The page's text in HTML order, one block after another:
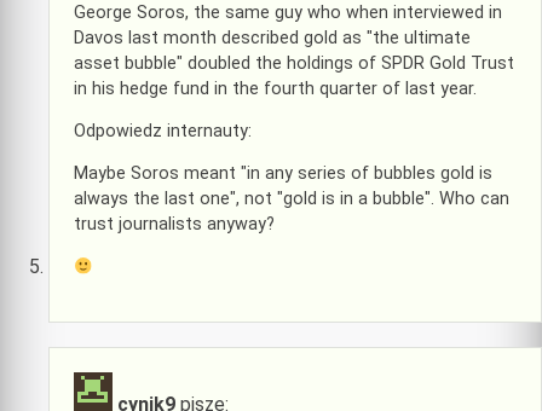
George Soros, the same guy who when interviewed in
Davos last month described gold as "the ultimate
asset bubble" doubled the holdings of SPDR Gold Trust
in his hedge fund in the fourth quarter of last year.
Odpowiedz internauty:
Maybe Soros meant "in any series of bubbles gold is
always the last one", not "gold is in a bubble". Who can
trust journalists anyway?
cynik9 pisze: